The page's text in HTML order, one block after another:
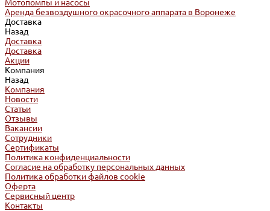
Мотопомпы и насосы
Аренда безвоздушного окрасочного аппарата в Воронеже
Доставка
Назад
Доставка
Доставка
Акции
Компания
Назад
Компания
Новости
Статьи
Отзывы
Вакансии
Сотрудники
Сертификаты
Политика конфиденциальности
Согласие на обработку персональных данных
Политика обработки файлов cookie
Оферта
Сервисный центр
Контакты